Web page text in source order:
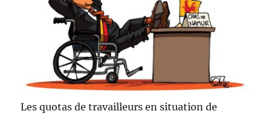
Les quotas de travailleurs en situation de